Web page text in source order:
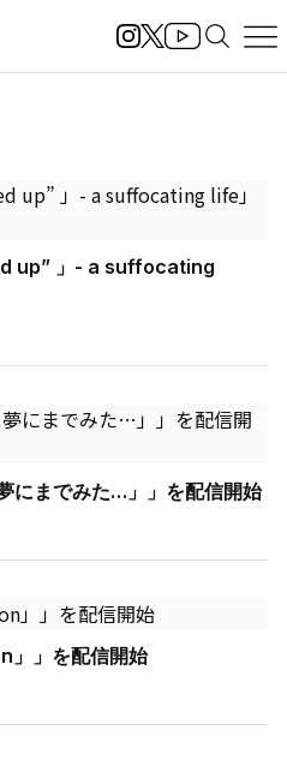
up” 」- a suffocating
にまでみた…」」を配信開始
」」を配信開始